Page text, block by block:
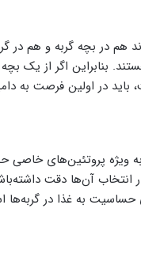
هم در بچه گربه و هم در
بنابراین اگر از یک
باید در اولین فرصت به
ویژه پروتئین‌های
انتخاب آن‌ها دقت
حساسیت به غذا در گربه‌ها